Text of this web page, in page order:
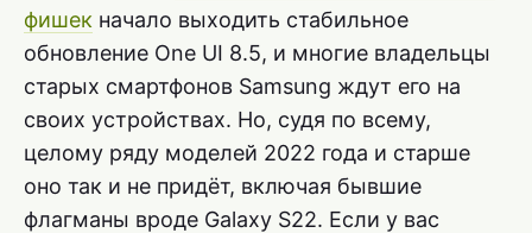
фишек начало выходить стабильное
обновление One UI 8.5, и многие владельцы
старых смартфонов Samsung ждут его на
своих устройствах. Но, судя по всему,
целому ряду моделей 2022 года и старше
оно так и не придёт, включая бывшие
флагманы вроде Galaxy S22. Если у вас